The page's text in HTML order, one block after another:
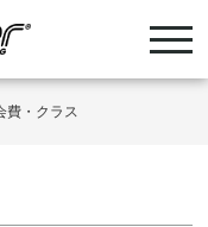
費・クラス